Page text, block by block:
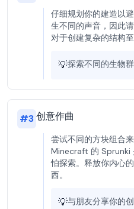
仔细规划你的建造以
生不同的声音，因此
对于创建复杂的结构至
💡探索不同的生物
#3创意作曲
尝试不同的方块组合
Minecraft 的 Sprunki
怕探索。释放你内心
西。
💡与朋友分享你的